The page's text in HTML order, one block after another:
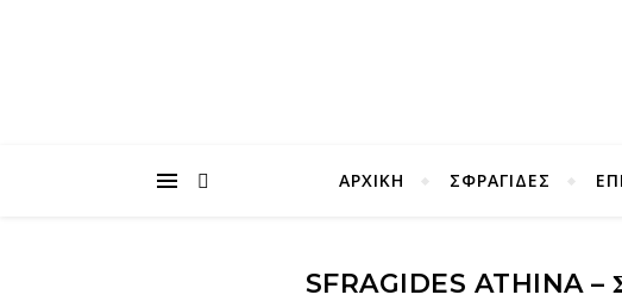
ΑΡΧΙΚΉ ΣΦΡΑΓΙΔΕΣ
SFRAGIDES ATHINA